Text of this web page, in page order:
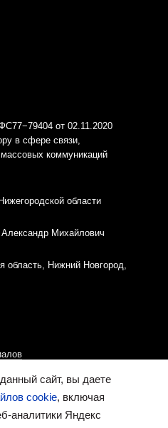
от 02.11.2020
в сфере связи,
коммуникаций
области
Михайлович
область, Нижний Новгород,
«cookies»-файлов
сайт, вы даете
cookie, включая
аналитики Яндекс